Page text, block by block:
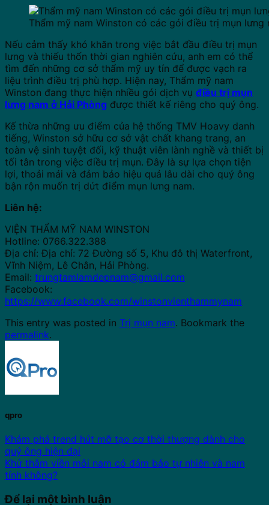
Thẩm mỹ nam Winston có các gói điều trị mụn
Nếu cảm thấy khó khăn trong việc bắt đầu điều trị mụn
lưng và thiếu thốn thời gian nghiên cứu, anh em có thể
tìm đến những cơ sở thẩm mỹ uy tín để được vạch ra
liệu trình điều trị phù hợp. Hiện nay, Thẩm mỹ nam
Winston đang thực hiện nhiều gói dịch vụ điều trị mụn
lưng nam ở Hải Phòng được thiết kế riêng cho quý ông.
Kế thừa những ưu điểm của hệ thống TMV Hoavy danh
tiếng, Winston sở hữu cơ sở vật chất khang trang, an
toàn vệ sinh tuyệt đối, kỹ thuật viên lành nghề và thiết bị
tối tân trong việc điều trị mụn. Đây là sự lựa chọn tiện
lợi, thoải mái và đảm bảo hiệu quả lâu dài cho quý ông
bận rộn muốn trị dứt điểm mụn lưng nam.
Liên hệ:
VIỆN THẨM MỸ NAM WINSTON
Hotline: 0766.322.388
Địa chỉ: Địa chỉ: 72 Đường số 5, Khu đô thị Waterfront,
Vĩnh Niệm, Lê Chân, Hải Phòng.
Email: trungtamlamdepnam@gmail.com
Facebook:
https://www.facebook.com/winstonvienthammynam
This entry was posted in Trị mụn nam. Bookmark the
permalink.
qpro
Khám phá trend hút mỡ tạo cơ thời thượng dành cho
quý ông hiện đại
Khử thâm viền môi nam có đảm bảo tự nhiên và nam
tính không?
Để lại một bình luận